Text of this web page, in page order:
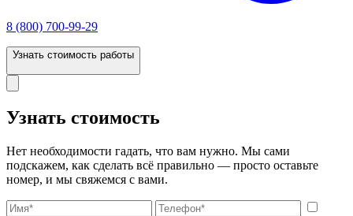
8 (800) 700-99-29
Узнать стоимость работы
Узнать стоимость
Нет необходимости гадать, что вам нужно. Мы сами
подскажем, как сделать всё правильно — просто оставьте
номер, и мы свяжемся с вами.